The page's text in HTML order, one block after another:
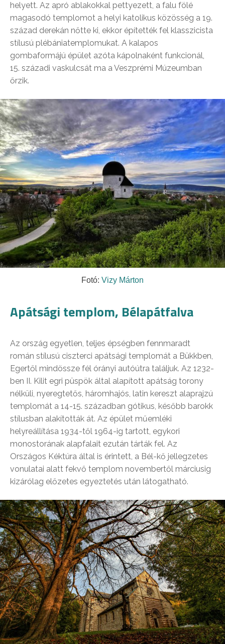
helyett. Az apró ablakokkal pettyezett, a falu fölé
magasodó templomot a helyi katolikus közösség a 19.
század derekán nőtte ki, ekkor építették fel klasszicista
stílusú plébániatemplomukat. A kalapos
gombaformájú épület azóta kápolnaként funkcionál,
15. századi vaskulcsát ma a Veszprémi Múzeumban
őrzik.
Fotó: Vizy Márton
Apátsági templom, Bélapátfalva
Az ország egyetlen, teljes épségben fennmaradt
román stílusú ciszterci apátsági templomát a Bükkben,
Egertől mindössze fél órányi autóútra találjuk. Az 1232-
ben II. Kilit egri püspök által alapított apátság torony
nélküli, nyeregtetős, háromhajós, latin kereszt alaprajzú
templomát a 14-15. században gótikus, később barokk
stílusban alakították át. Az épület műemléki
helyreállítása 1934-től 1964-ig tartott, egykori
monostorának alapfalait ezután tárták fel. Az
Országos Kéktúra által is érintett, a Bél-kő jellegzetes
vonulatai alatt fekvő templom novembertől márciusig
kizárólag előzetes egyeztetés után látogatható.